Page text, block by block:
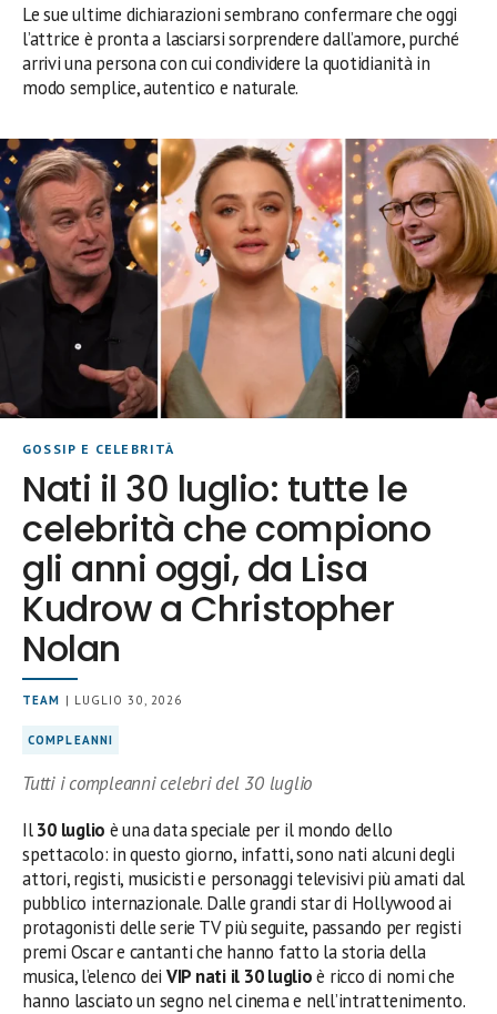
Le sue ultime dichiarazioni sembrano confermare che oggi
l’attrice è pronta a lasciarsi sorprendere dall’amore, purché
arrivi una persona con cui condividere la quotidianità in
modo semplice, autentico e naturale.
GOSSIP E CELEBRITÀ
Nati il 30 luglio: tutte le
celebrità che compiono
gli anni oggi, da Lisa
Kudrow a Christopher
Nolan
TEAM | LUGLIO 30, 2026
COMPLEANNI
Tutti i compleanni celebri del 30 luglio
Il30 luglio è una data speciale per il mondo dello
spettacolo: in questo giorno, infatti, sono nati alcuni degli
attori, registi, musicisti e personaggi televisivi più amati dal
pubblico internazionale. Dalle grandi star di Hollywood ai
protagonisti delle serie TV più seguite, passando per registi
premi Oscar e cantanti che hanno fatto la storia della
musica, l’elenco dei VIP nati il 30 luglioè ricco di nomi che
hanno lasciato un segno nel cinema e nell’intrattenimento.